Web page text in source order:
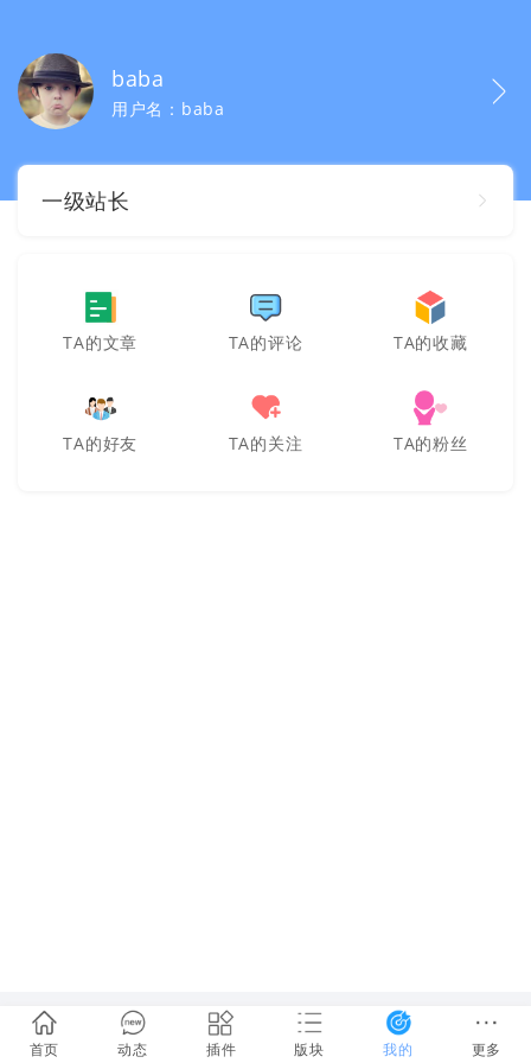
首页 动态 插件 版块 我的 更多
baba
用户名：baba
一级站长
TA的文章 TA的评论 TA的收藏
TA的好友 TA的关注 TA的粉丝